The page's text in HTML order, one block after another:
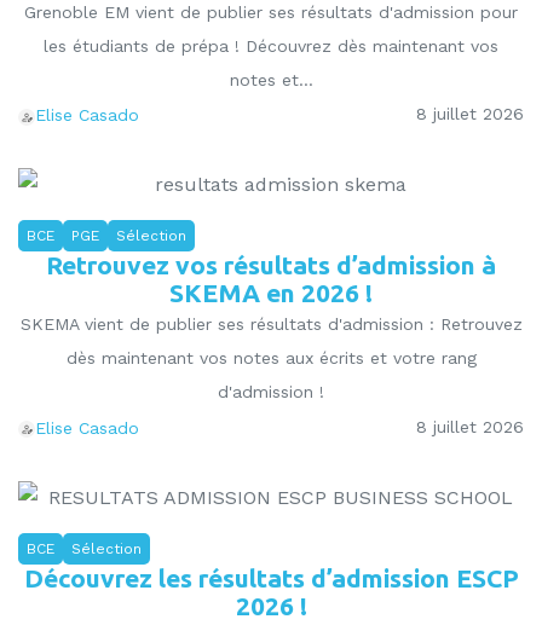
Grenoble EM vient de publier ses résultats d'admission pour
les étudiants de prépa ! Découvrez dès maintenant vos
notes et...
Elise Casado
8 juillet 2026
BCE PGE Sélection
Retrouvez vos résultats d’admission à
SKEMA en 2026 !
SKEMA vient de publier ses résultats d'admission : Retrouvez
dès maintenant vos notes aux écrits et votre rang
d'admission !
Elise Casado
8 juillet 2026
BCE Sélection
Découvrez les résultats d’admission ESCP
2026 !